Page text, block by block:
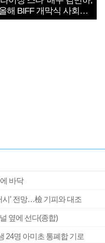
해 BIFF 개막식 사회자
정
바닥
시’ 전망…檢 기피와 대조
옆에 선다(종합)
24명 아미초 통폐합 기로